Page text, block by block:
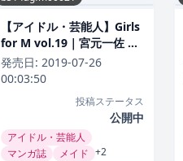
【アイドル・芸能人】Girls
for M vol.19｜宮元一佐 評
価数7
発売日: 2019-07-26
00:03:50
投稿ステータス
公開中
アイドル・芸能人
マンガ誌
メイド +2